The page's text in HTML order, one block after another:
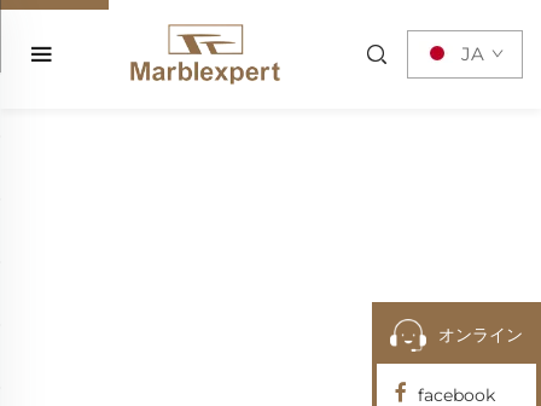
JA
オンライン
facebook